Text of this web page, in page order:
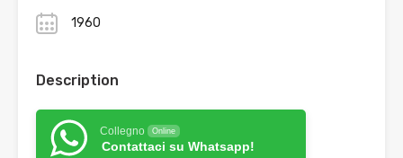
1960
Description
Collegno Online
Contattaci su Whatsapp!